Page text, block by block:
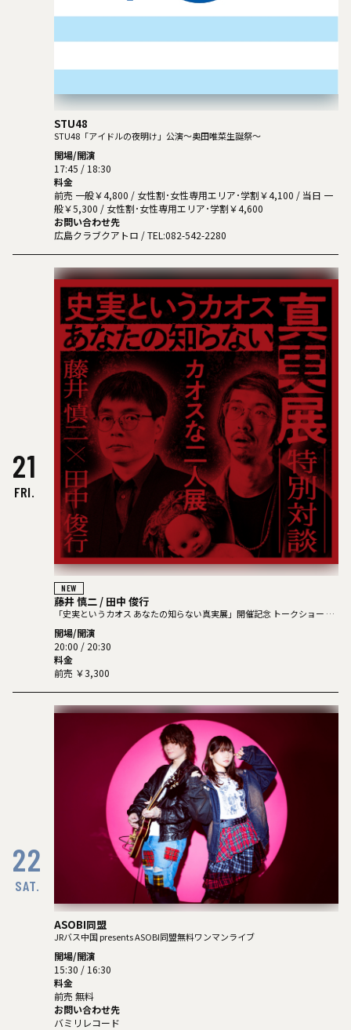
STU48
STU48「アイドルの夜明け」公演～奥田唯菜生誕祭～
開場/開演
17:45 / 18:30
料金
前売 一般￥4,800 / 女性割･女性専用エリア･学割￥4,100 / 当日 一
般￥5,300 / 女性割･女性専用エリア･学割￥4,600
お問い合わせ先
広島クラブクアトロ / TEL:082-542-2280
21
FRI.
NEW
藤井 慎二 / 田中 俊行
「史実というカオス あなたの知らない真実展」開催記念 トークショー カ
オスな2人展
開場/開演
20:00 / 20:30
料金
前売 ￥3,300
22
SAT.
ASOBI同盟
JRバス中国 presents ASOBI同盟無料ワンマンライブ
開場/開演
15:30 / 16:30
料金
前売 無料
お問い合わせ先
バミリレコード